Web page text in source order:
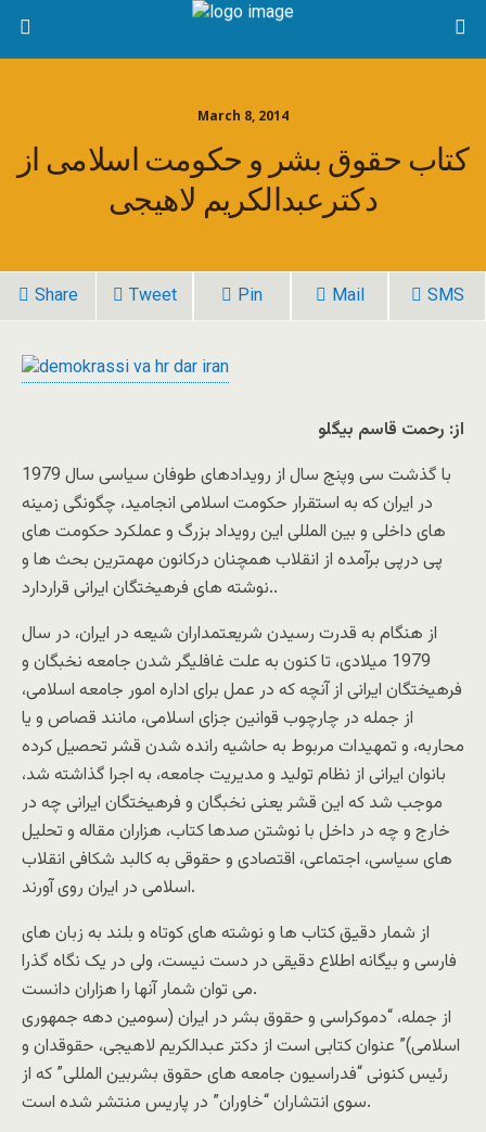
March 8, 2014
کتاب حقوق بشر و حکومت اسلامی از
دکترعبدالکریم لاهیجی
Share Tweet Pin Mail SMS
از: رحمت قاسم بیگلو
با گذشت سی وپنج سال از رویدادهای طوفان سیاسی سال 1979
در ایران که به استقرار حکومت اسلامی انجامید، چگونگی زمینه
های داخلی و بین المللی این رویداد بزرگ و عملکرد حکومت های
پی درپی برآمده از انقلاب همچنان درکانون مهمترین بحث ها و
نوشته های فرهیختگان ایرانی قراردارد..
از هنگام به قدرت رسیدن شریعتمداران شیعه در ایران، در سال
1979 میلادی، تا کنون به علت غافلیگر شدن جامعه نخبگان و
فرهیختگان ایرانی از آنچه که در عمل برای اداره امور جامعه اسلامی،
از جمله در چارچوب قوانین جزای اسلامی، مانند قصاص و یا
محاربه، و تمهیدات مربوط به حاشیه رانده شدن قشر تحصیل کرده
بانوان ایرانی از نظام تولید و مدیریت جامعه، به اجرا گذاشته شد،
موجب شد که این قشر یعنی نخبگان و فرهیختگان ایرانی چه در
خارج و چه در داخل با نوشتن صدها کتاب، هزاران مقاله و تحلیل
های سیاسی، اجتماعی، اقتصادی و حقوقی به کالبد شکافی انقلاب
اسلامی در ایران روی آورند.
از شمار دقیق کتاب ها و نوشته های کوتاه و بلند به زبان های
فارسی و بیگانه اطلاع دقیقی در دست نیست، ولی در یک نگاه گذرا
می توان شمار آنها را هزاران دانست.
از جمله، “دموکراسی و حقوق بشر در ایران (سومین دهه جمهوری
اسلامی)” عنوان کتابی است از دکتر عبدالکریم لاهیجی، حقوقدان و
رئیس کنونی “فدراسیون جامعه های حقوق بشربین المللی” که از
سوی انتشاران “خاوران” در پاریس منتشر شده است.